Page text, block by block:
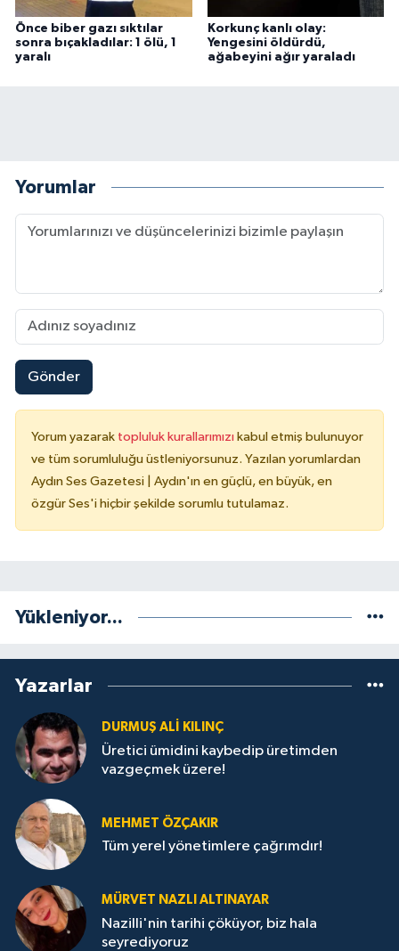
Önce biber gazı sıktılar
sonra bıçakladılar: 1 ölü, 1
yaralı
Korkunç kanlı olay:
Yengesini öldürdü,
ağabeyini ağır yaraladı
Yorumlar
Gönder
Yorum yazarak topluluk kurallarımızı kabul etmiş bulunuyor
ve tüm sorumluluğu üstleniyorsunuz. Yazılan yorumlardan
Aydın Ses Gazetesi | Aydın'ın en güçlü, en büyük, en
özgür Ses'i hiçbir şekilde sorumlu tutulamaz.
Yükleniyor...
Yazarlar
DURMUŞ ALI KILINÇ
Üretici ümidini kaybedip üretimden
vazgeçmek üzere!
MEHMET ÖZÇAKIR
Tüm yerel yönetimlere çağrımdır!
MÜRVET NAZLI ALTINAYAR
Nazilli'nin tarihi çöküyor, biz hala
seyrediyoruz